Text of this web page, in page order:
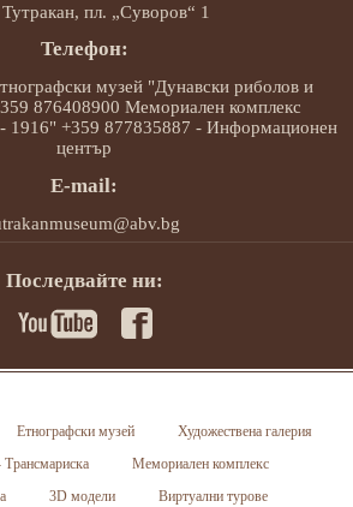
пл. „Суворов“ 1
Телефон:
музей "Дунавски риболов и
876408900 Мемориален комплекс
- 1916" +359 877835887 - Информационен
център
E-mail:
Последвайте ни:
Етнографски музей
Художествена галерия
Трансмариска
Мемориален комплекс
3D модели
Виртуални турове